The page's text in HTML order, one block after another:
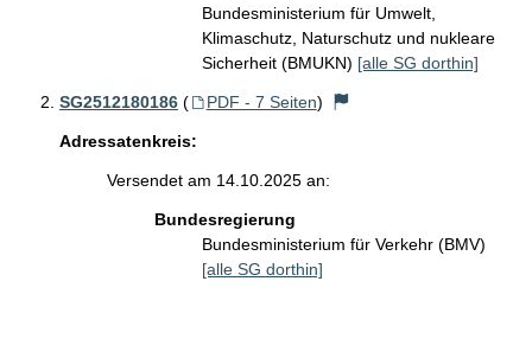
Bundesministerium für Umwelt,
Klimaschutz, Naturschutz und nukleare
Sicherheit (BMUKN) [alle SG dorthin]
SG2512180186 ( PDF - 7 Seiten)
Adressatenkreis:
Versendet am 14.10.2025 an:
Bundesregierung
Bundesministerium für Verkehr (BMV)
[alle SG dorthin]